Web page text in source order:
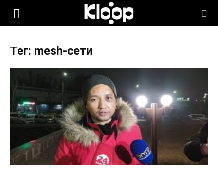
KLOOP.KG
Новости
Кыргызстана
Тег: mesh-сети